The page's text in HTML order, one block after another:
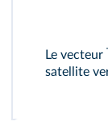
Le vecteur
satellite